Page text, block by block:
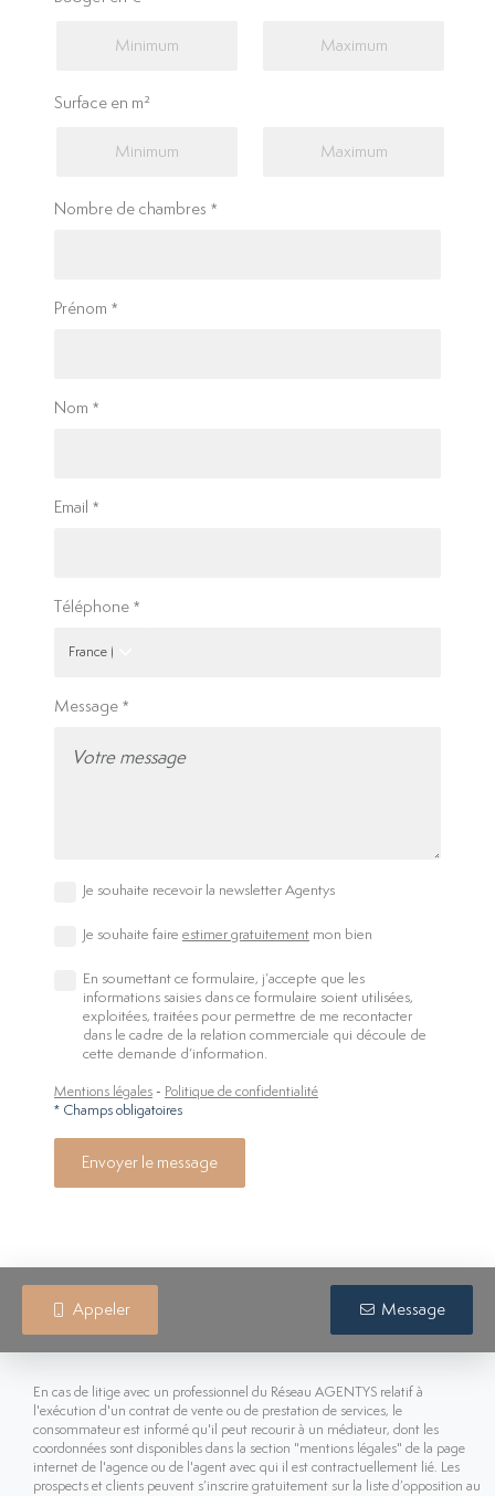
Surface en m²
Nombre de chambres
Prénom
Nom
Email
Téléphone
Message
Je souhaite recevoir la newsletter Agentys
Je souhaite faire estimer gratuitement mon bien
En soumettant ce formulaire, j’accepte que les
informations saisies dans ce formulaire soient utilisées,
exploitées, traitées pour permettre de me recontacter
dans le cadre de la relation commerciale qui découle de
cette demande d’information.
Mentions légales - Politique de confidentialité
* Champs obligatoires
Envoyer le message
Appeler Message
En cas de litige avec un professionnel du Réseau AGENTYS relatif à
l'exécution d'un contrat de vente ou de prestation de services, le
consommateur est informé qu'il peut recourir à un médiateur, dont les
coordonnées sont disponibles dans la section "mentions légales" de la page
internet de l'agence ou de l'agent avec qui il est contractuellement lié. Les
prospects et clients peuvent s’inscrire gratuitement sur la liste d’opposition au